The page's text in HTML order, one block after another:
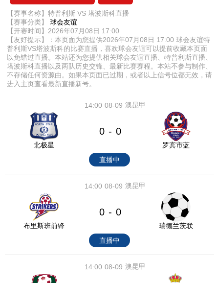
【赛事名称】特普利斯 VS 塔波斯科直播
【赛事分类】 球会友谊
【开赛时间】2026年07月08日 17:00
【友好提示】：本页面为您提供2026年07月08日 17:00 球会友谊特
普利斯VS塔波斯科的比赛直播，喜欢球会友谊可以提前收藏本页面
以免错过直播。本站还为您提供相关球会友谊直播、特普利斯直播、
塔波斯科直播以及两队历史交锋、最新比赛赛程。本站不参与制作、
不存储任何资源由。如果本页面已过期，或者以上信号位都无效，请
进入主页查看最新直播新号。
08-09
14:00 澳昆甲
北极星
0 - 0
罗宾市蓝
直播中
08-09
14:00 澳昆甲
布里斯班前锋
0 - 0
瑞德兰茨联
直播中
08-09
14:00 澳昆甲